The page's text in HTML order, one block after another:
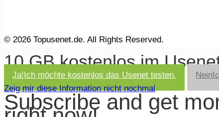
© 2026 Topusenet.de. All Rights Reserved.
10 GB kostenlos im
Ja! Ich möchte kostenlos das Usenet testen. Nein
Zeig mir diese Information nicht nochmal
Subscribe and get